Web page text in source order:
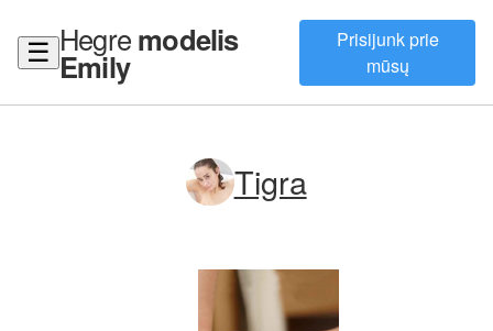
☰ Hegremodelis
Emily
Prisijunk prie
mūsų
Tigra